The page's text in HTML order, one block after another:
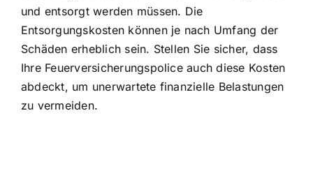
und entsorgt werden müssen. Die
Entsorgungskosten können je nach Umfang der
Schäden erheblich sein. Stellen Sie sicher, dass
Ihre Feuerversicherungspolice auch diese Kosten
abdeckt, um unerwartete finanzielle Belastungen
zu vermeiden.